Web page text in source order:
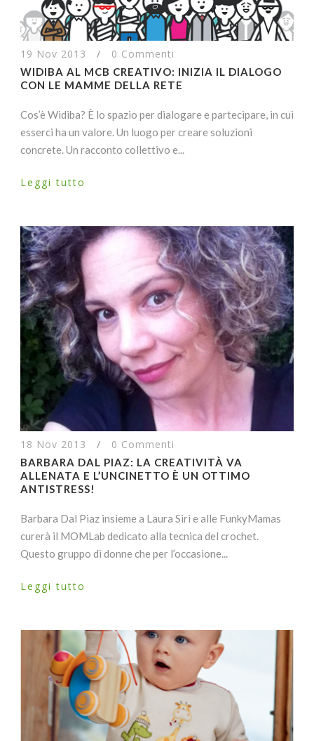
19 Nov 2013 / 0 Commenti
WIDIBA AL MCB CREATIVO: INIZIA IL DIALOGO
CON LE MAMME DELLA RETE
Cos’è Widiba? È lo spazio per dialogare e partecipare, in cui
esserci ha un valore. Un luogo per creare soluzioni
concrete. Un racconto collettivo e...
Leggi tutto
18 Nov 2013 / 0 Commenti
BARBARA DAL PIAZ: LA CREATIVITÀ VA
ALLENATA E L’UNCINETTO È UN OTTIMO
ANTISTRESS!
Barbara Dal Piaz insieme a Laura Siri e alle FunkyMamas
curerà il MOMLab dedicato alla tecnica del crochet.
Questo gruppo di donne che per l’occasione...
Leggi tutto